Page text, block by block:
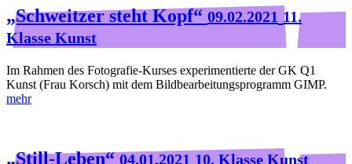
„Schweitzer steht Kopf“ 09.02.2021 11.
Klasse Kunst
Im Rahmen des Fotografie-Kurses experimentierte der GK Q1
Kunst (Frau Korsch) mit dem Bildbearbeitungsprogramm GIMP.
mehr
„Still-Leben“04.01.2021 10. Klasse Kunst